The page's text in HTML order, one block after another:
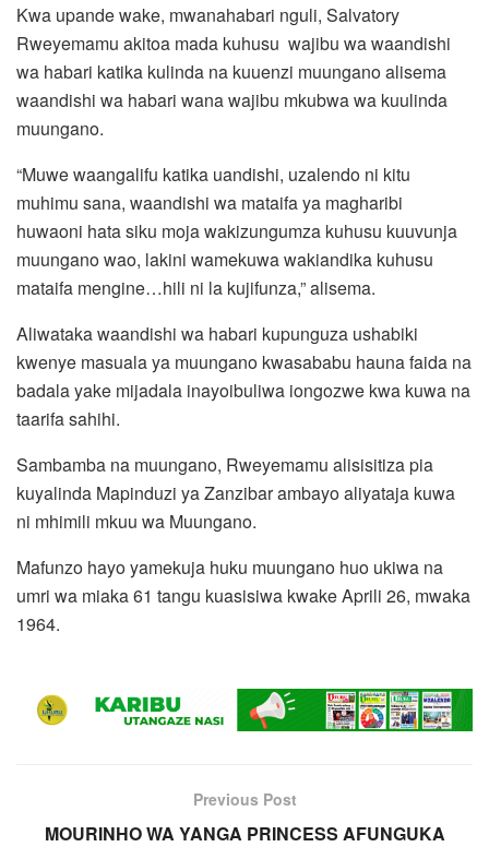
Kwa upande wake, mwanahabari nguli, Salvatory
Rweyemamu akitoa mada kuhusu wajibu wa waandishi
wa habari katika kulinda na kuuenzi muungano alisema
waandishi wa habari wana wajibu mkubwa wa kuulinda
muungano.
“Muwe waangalifu katika uandishi, uzalendo ni kitu
muhimu sana, waandishi wa mataifa ya magharibi
huwaoni hata siku moja wakizungumza kuhusu kuuvunja
muungano wao, lakini wamekuwa wakiandika kuhusu
mataifa mengine…hili ni la kujifunza,” alisema.
Aliwataka waandishi wa habari kupunguza ushabiki
kwenye masuala ya muungano kwasababu hauna faida na
badala yake mijadala inayoibuliwa iongozwe kwa kuwa na
taarifa sahihi.
Sambamba na muungano, Rweyemamu alisisitiza pia
kuyalinda Mapinduzi ya Zanzibar ambayo aliyataja kuwa
ni mhimili mkuu wa Muungano.
Mafunzo hayo yamekuja huku muungano huo ukiwa na
umri wa miaka 61 tangu kuasisiwa kwake Aprili 26, mwaka
1964.
Previous Post
MOURINHO WA YANGA PRINCESS AFUNGUKA